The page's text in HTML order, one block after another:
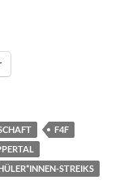
F4F
STREIKS